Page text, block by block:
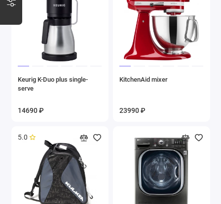
Keurig K-Duo plus single-
serve
14690 ₽
KitchenAid mixer
23990 ₽
5.0